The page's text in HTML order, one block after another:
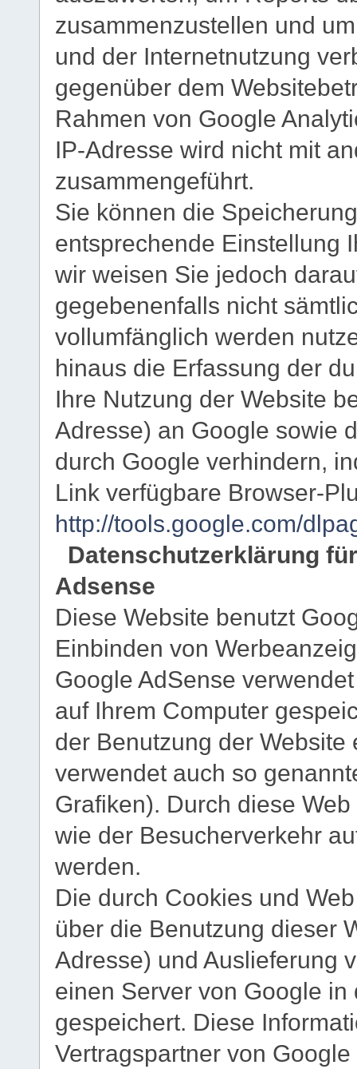
zusammenzustellen und
und der Internetnutzung
gegenüber dem
Rahmen von Google
IP-Adresse wird nicht mit
zusammengeführt.
Sie können die
entsprechende Einstellung
wir weisen Sie jedoch
gegebenenfalls nicht
vollumfänglich werden
hinaus die Erfassung der
Ihre Nutzung der Website
Adresse) an Google sowie
durch Google verhindern,
Link verfügbare Browser-
http://tools.google.com/
Datenschutzerklärung
Adsense
Diese Website benutzt
Einbinden von
Google AdSense
auf Ihrem Computer
der Benutzung der
verwendet auch so
Grafiken). Durch diese
wie der Besucherverkehr
werden.
Die durch Cookies und
über die Benutzung dieser
Adresse) und Auslieferung
einen Server von Google
gespeichert. Diese
Vertragspartner von